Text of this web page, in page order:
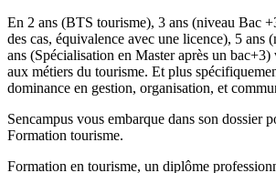
En 2 ans (BTS tourisme), 3 ans (niveau Bac
des cas, équivalence avec une licence), 5 ans
ans (Spécialisation en Master après un bac+3)
aux métiers du tourisme. Et plus
dominance en gestion, organisation, et
Sencampus vous embarque dans son dossier
Formation tourisme.
Formation en tourisme, un diplôme